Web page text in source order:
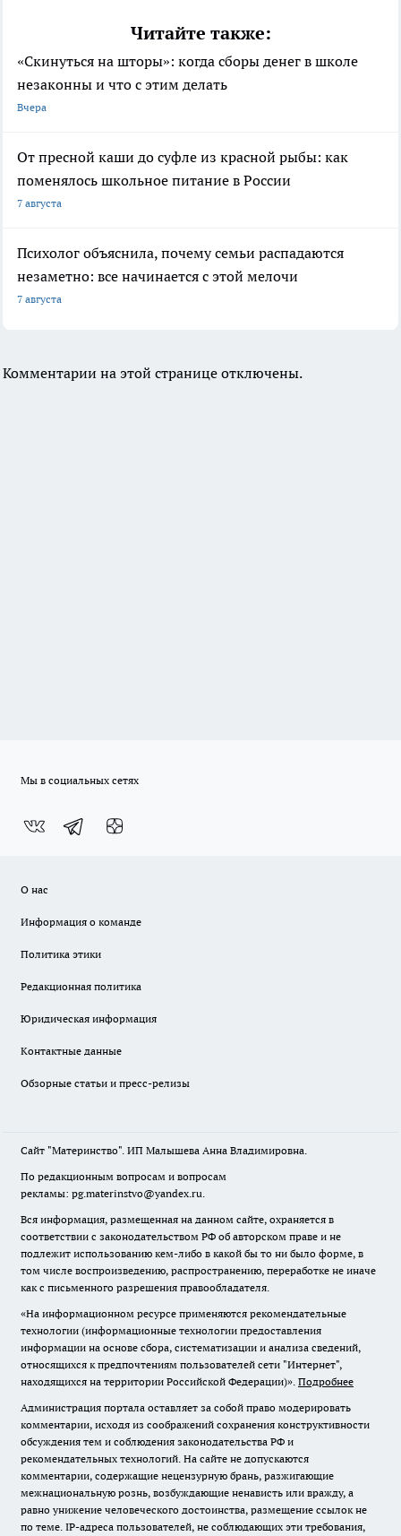
Читайте также:
«Скинуться на шторы»: когда сборы денег в школе
незаконны и что с этим делать
Вчера
От пресной каши до суфле из красной рыбы: как
поменялось школьное питание в России
7 августа
Психолог объяснила, почему семьи распадаются
незаметно: все начинается с этой мелочи
7 августа
Комментарии на этой странице отключены.
Мы в социальных сетях
О нас
Информация о команде
Политика этики
Редакционная политика
Юридическая информация
Контактные данные
Обзорные статьи и пресс-релизы
Сайт "Материнство". ИП Малышева Анна Владимировна.
По редакционным вопросам и вопросам
рекламы: pg.materinstvo@yandex.ru.
Вся информация, размещенная на данном сайте, охраняется в
соответствии с законодательством РФ об авторском праве и не
подлежит использованию кем-либо в какой бы то ни было форме, в
том числе воспроизведению, распространению, переработке не иначе
как с письменного разрешения правообладателя.
«На информационном ресурсе применяются рекомендательные
технологии (информационные технологии предоставления
информации на основе сбора, систематизации и анализа сведений,
относящихся к предпочтениям пользователей сети "Интернет",
находящихся на территории Российской Федерации)». Подробнее
Администрация портала оставляет за собой право модерировать
комментарии, исходя из соображений сохранения конструктивности
обсуждения тем и соблюдения законодательства РФ и
рекомендательных технологий. На сайте не допускаются
комментарии, содержащие нецензурную брань, разжигающие
межнациональную рознь, возбуждающие ненависть или вражду, а
равно унижение человеческого достоинства, размещение ссылок не
по теме. IP-адреса пользователей, не соблюдающих эти требования,